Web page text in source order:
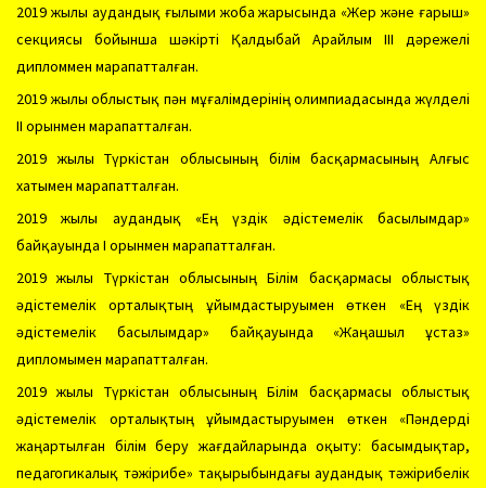
2019 жылы аудандық ғылыми жоба жарысында «Жер және ғарыш»
секциясы бойынша шәкірті Қалдыбай Арайлым ІІІ дәрежелі
дипломмен марапатталған.
2019 жылы облыстық пән мұғалімдерінің олимпиадасында жүлделі
ІІ орынмен марапатталған.
2019 жылы Түркістан облысының білім басқармасының Алғыс
хатымен марапатталған.
2019 жылы аудандық «Ең үздік әдістемелік басылымдар»
байқауында І орынмен марапатталған.
2019 жылы Түркістан облысының Білім басқармасы облыстық
әдістемелік орталықтың ұйымдастыруымен өткен «Ең үздік
әдістемелік басылымдар» байқауында «Жаңашыл ұстаз»
дипломымен марапатталған.
2019 жылы Түркістан облысының Білім басқармасы облыстық
әдістемелік орталықтың ұйымдастыруымен өткен «Пәндерді
жаңартылған білім беру жағдайларында оқыту: басымдықтар,
педагогикалық тәжірибе» тақырыбындағы аудандық тәжірибелік